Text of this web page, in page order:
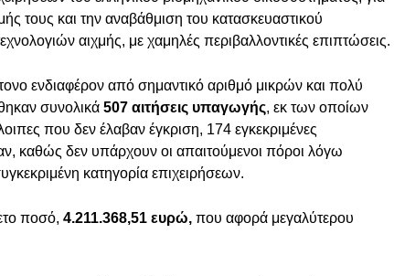
τους και την αναβάθμιση του κατασκευαστικού
αιχμής, με χαμηλές περιβαλλοντικές επιπτώσεις.
ενδιαφέρον από σημαντικό αριθμό μικρών και πολύ
συνολικά 507 αιτήσεις υπαγωγής, εκ των οποίων
που δεν έλαβαν έγκριση, 174 εγκεκριμένες
καθώς δεν υπάρχουν οι απαιτούμενοι πόροι λόγω
κατηγορία επιχειρήσεων.
ποσό, 4.211.368,51 ευρώ, που αφορά μεγαλύτερου